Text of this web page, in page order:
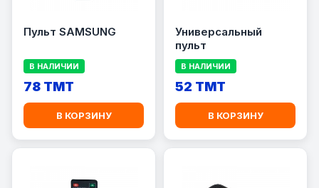
Пульт SAMSUNG
В НАЛИЧИИ
78 TMT
В КОРЗИНУ
Универсальный
пульт
В НАЛИЧИИ
52 TMT
В КОРЗИНУ